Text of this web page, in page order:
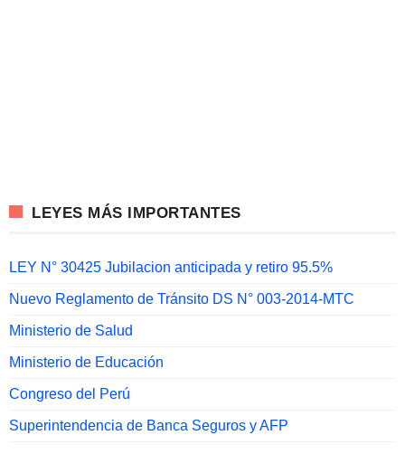
LEYES MÁS IMPORTANTES
LEY N° 30425 Jubilacion anticipada y retiro 95.5%
Nuevo Reglamento de Tránsito DS N° 003-2014-MTC
Ministerio de Salud
Ministerio de Educación
Congreso del Perú
Superintendencia de Banca Seguros y AFP